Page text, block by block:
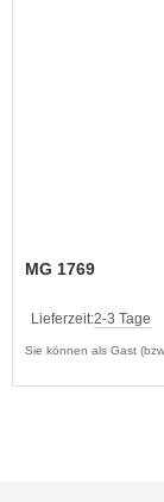
MG 1769
Lieferzeit:2-3 Tage
Sie können als Gast